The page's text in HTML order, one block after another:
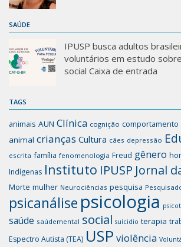
SAÚDE
IPUSP busca adultos
voluntários em estudo
social Caixa de entrada
TAGS
animais AUN Clínica cognição comportamento
animal crianças Cultura cães depressão
escrita família fenomenologia Freud gênero
Indígenas Instituto IPUSP Jornal
Morte mulher Neurociências pesquisa
psicanálise psicologia
saúde saúdemental social suícidio terapia
Espectro Autista (TEA) USP violência